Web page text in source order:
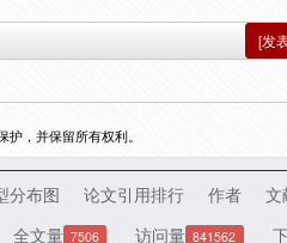
[发
，并保留所有权利。
分布图 论文引用排行 作者 文
全文量 7506 访问量 841562